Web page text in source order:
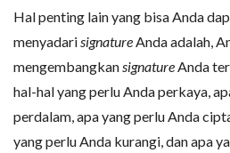
Hal penting lain yang bisa Anda
menyadarisignatureAnda adalah,
mengembangkansignatureAnda
hal-hal yang perlu Anda perkaya,
perdalam, apa yang perlu Anda
yang perlu Anda kurangi, dan apa